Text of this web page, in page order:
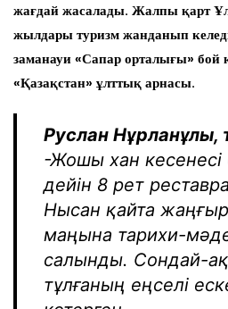
жағдай жасалады. Жалпы қарт
жылдары туризм жанданып
заманауи «Сапар орталығы» бой
«Қазақстан» ұлттық арнасы.
Руслан Нұрланұлы,
-Жошы хан кесенесі
дейін 8 рет
Нысан қайта
маңына тарихи-
салынды. Сондай-
тұлғаның еңселі